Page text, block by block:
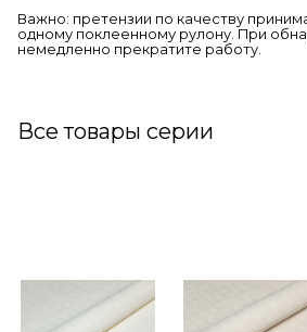
Важно: претензии по качеству
одному поклеенному рулону. При
немедленно прекратите работу.
Все товары серии